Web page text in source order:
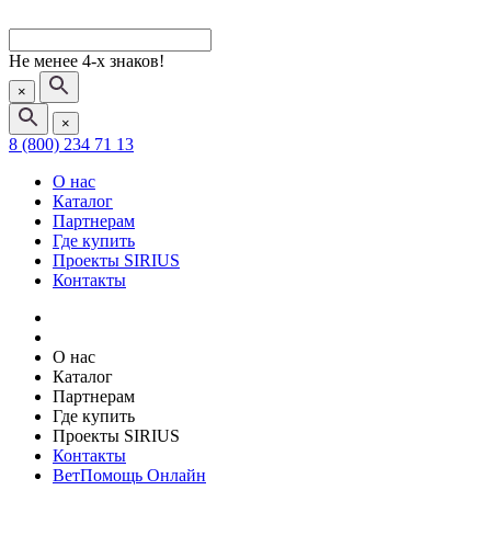
Не менее 4-х знаков!
×
×
8 (800) 234 71 13
О нас
Каталог
Партнерам
Где купить
Проекты SIRIUS
Контакты
О нас
Каталог
Партнерам
Где купить
Проекты SIRIUS
Контакты
ВетПомощь Онлайн